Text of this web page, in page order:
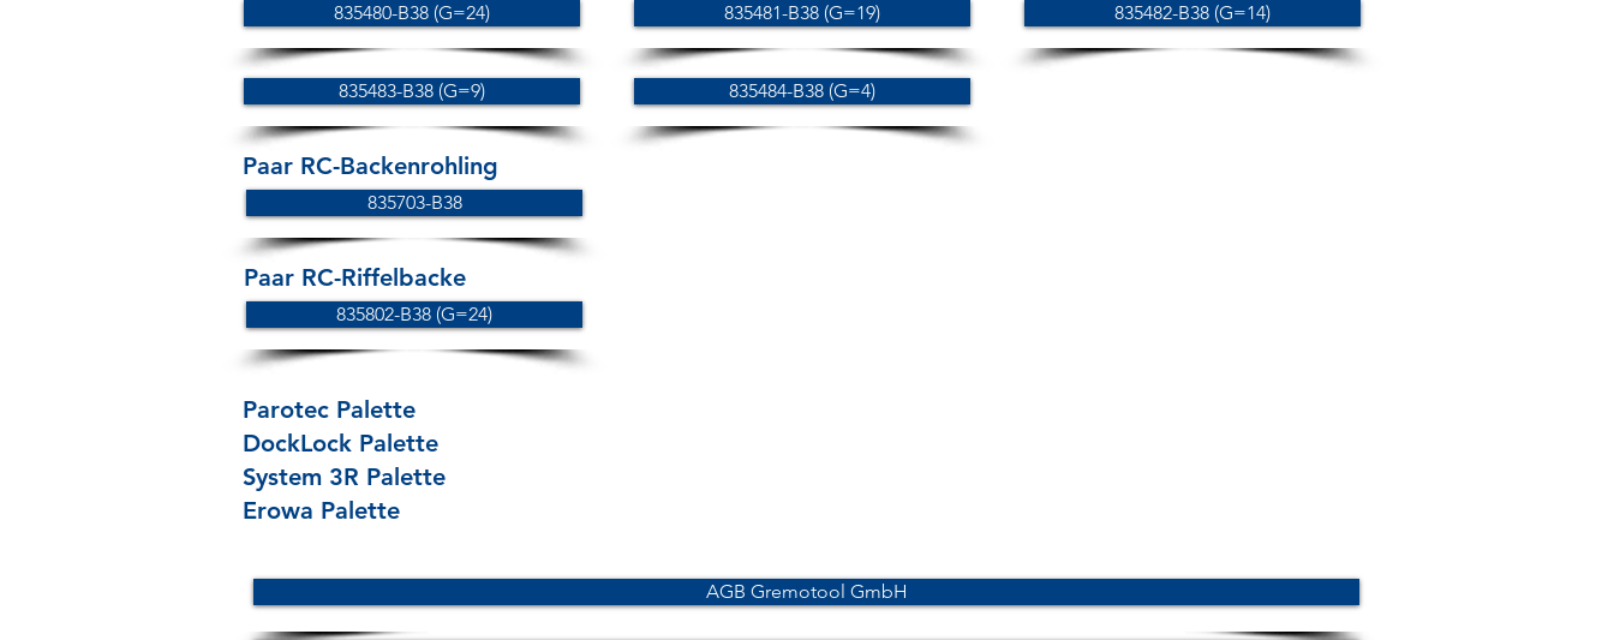
835480-B38 (G=24)
835483-B38 (G=9)
835481-B38 (G=19)
835484-B38 (G=4)
835482-B38 (G=14)
Paar RC-Backenrohling
835703-B38
Paar RC-Riffelbacke
835802-B38 (G=24)
Parotec Palette
DockLock Palette
System 3R Palette
Erowa Palette
AGB Gremotool GmbH